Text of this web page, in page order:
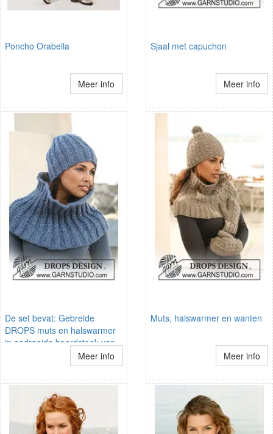
Poncho Orabella
Meer info
Sjaal met capuchon
Meer info
De set bevat: Gebreide
DROPS muts en halswarmer
in gedraaide boordsteek van
Meer info
Muts, halswarmer en wanten
Meer info